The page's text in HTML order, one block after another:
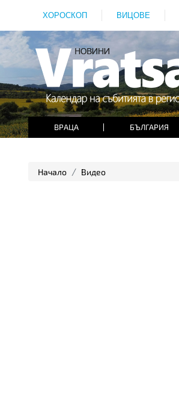
ХОРОСКОП ВИЦОВЕ
ВРАЦА БЪЛГАРИЯ
Начало Видео